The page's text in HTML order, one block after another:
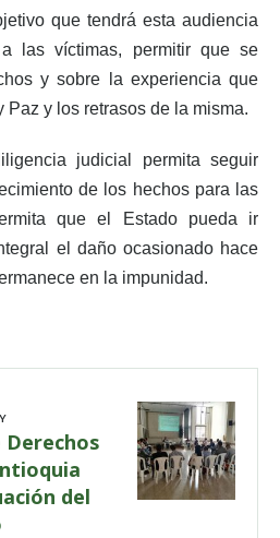
que tendrá esta audiencia
las víctimas, permitir que se
y sobre la experiencia que
Paz y los retrasos de la misma.
judicial permita seguir
de los hechos para las
que el Estado pueda ir
el daño ocasionado hace
en la impunidad.
Derechos
del